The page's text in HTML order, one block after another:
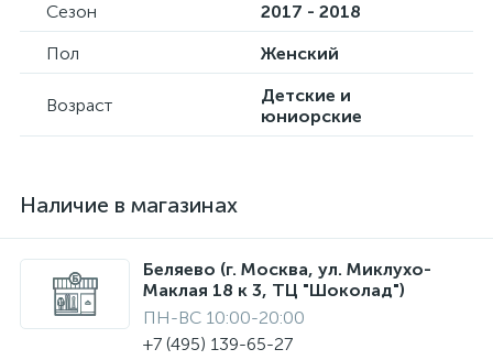
Сезон
2017 - 2018
Пол
Женский
Возраст
Детские и
юниорские
Наличие в магазинах
Беляево (г. Москва, ул. Миклухо-
Маклая 18 к 3, ТЦ "Шоколад")
ПН-ВС 10:00-20:00
+7 (495) 139-65-27